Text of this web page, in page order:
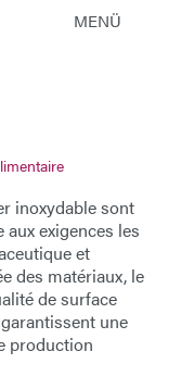
MENÜ
inoxydablesont
exigences les
et
des matériaux, le
de surface
une
production